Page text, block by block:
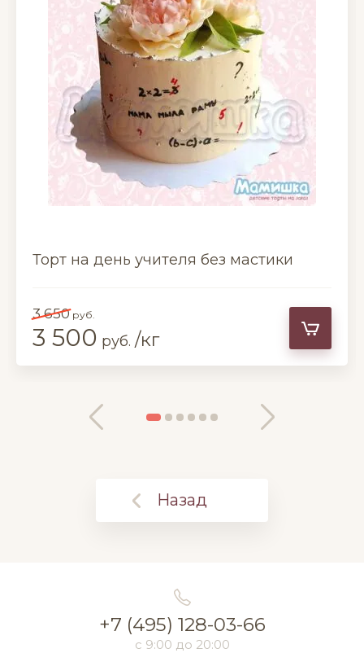
Торт на день учителя без мастики
3 650руб.
3 500 руб. /кг
Назад
+7 (495) 128-03-66
с 9:00 до 20:00